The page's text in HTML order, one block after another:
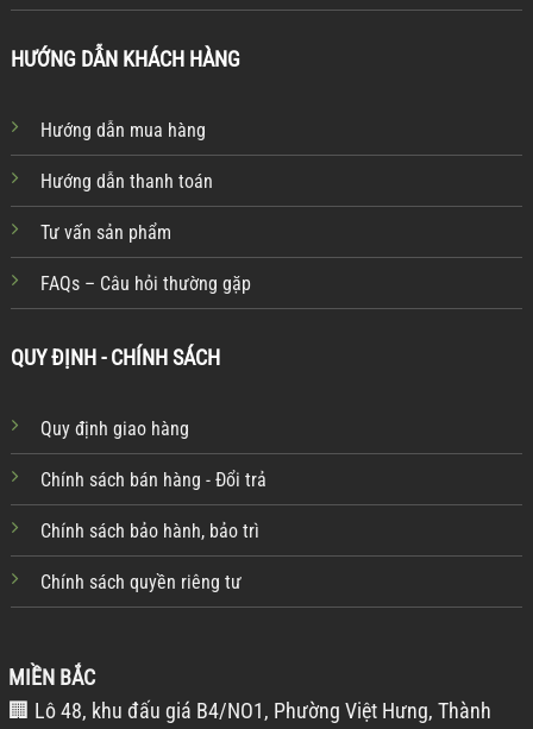
HƯỚNG DẪN KHÁCH HÀNG
Hướng dẫn mua hàng
Hướng dẫn thanh toán
Tư vấn sản phẩm
FAQs – Câu hỏi thường gặp
QUY ĐỊNH - CHÍNH SÁCH
Quy định giao hàng
Chính sách bán hàng - Đổi trả
Chính sách bảo hành, bảo trì
Chính sách quyền riêng tư
MIỀN BẮC
🏢 Lô 48, khu đấu giá B4/NO1, Phường Việt Hưng, Thành